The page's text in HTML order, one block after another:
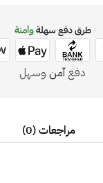
طرق دفع سهلةوآمنة
دفعآمن وسهل
مراجعات (0)